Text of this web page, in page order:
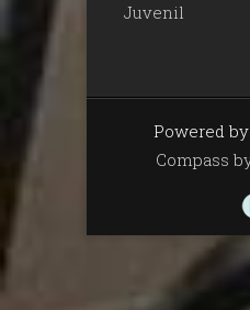
Juvenil
Powered
Compass